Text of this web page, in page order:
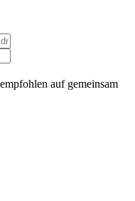
auf gemeinsam